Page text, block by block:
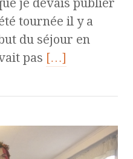
je devais publier
tournée il y a
du séjour en
pas […]